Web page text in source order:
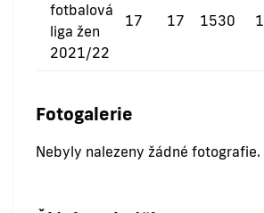
fotbalová
liga žen
2021/22
17 17 1530 1
Fotogalerie
Nebyly nalezeny žádné fotografie.